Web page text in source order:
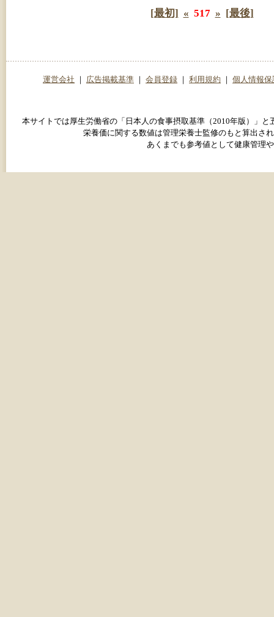
[最初] « 517 » [最後]
運営会社 ｜ 広告掲載基準 ｜ 会員登録 ｜ 利用規約 ｜ 個人情報保
本サイトでは厚生労働省の「日本人の食事摂取基準（2010年版）」
栄養価に関する数値は管理栄養士監修のもと算出さ
あくまでも参考値として健康管理